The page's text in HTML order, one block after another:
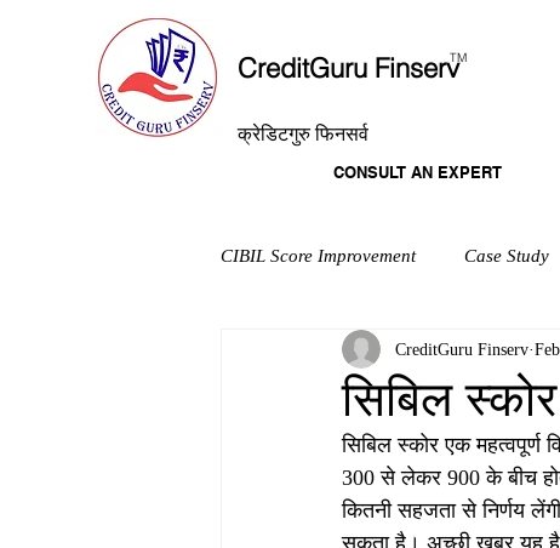
CreditGuru Finserv
TM
क्रेडिटगुरु फिनसर्व
CONSULT AN EXPERT
CIBIL Score Improvement Case Study
सिबिल
CreditGuru Finserv
सिबिल स्कोर एक महत्वपूर्ण
300 से लेकर 900 के बीच
कितनी सहजता से निर्णय
सकता है। अच्छी खबर यह